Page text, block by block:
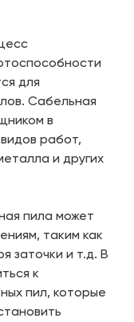
для
Сабельная
в
работ,
и других
пила может
таким как
заточки и т.д. В
к
пил, которые